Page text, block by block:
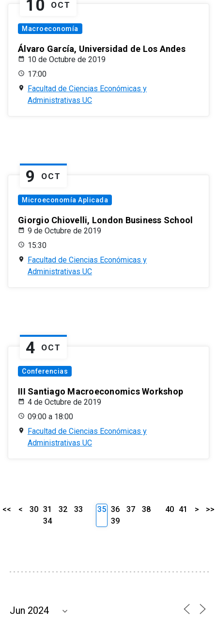
10 OCT
Macroeconomía
Álvaro García, Universidad de Los Andes
10 de Octubre de 2019
17:00
Facultad de Ciencias Económicas y
Administrativas UC
9 OCT
Microeconomía Aplicada
Giorgio Chiovelli, London Business School
9 de Octubre de 2019
15:30
Facultad de Ciencias Económicas y
Administrativas UC
4 OCT
Conferencias
III Santiago Macroeconomics Workshop
4 de Octubre de 2019
09:00 a 18:00
Facultad de Ciencias Económicas y
Administrativas UC
<< < 30 31 32
33
34
35 36 37
38
39
40 41 > >>